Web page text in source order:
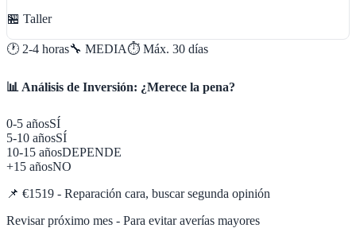
🏪 Taller
🕐 2-4 horas🔧 MEDIA⏱️ Máx. 30 días
📊 Análisis de Inversión: ¿Merece la pena?
0-5 añosSÍ
5-10 añosSÍ
10-15 añosDEPENDE
+15 añosNO
📌 €1519 - Reparación cara, buscar segunda opinión
Revisar próximo mes - Para evitar averías mayores